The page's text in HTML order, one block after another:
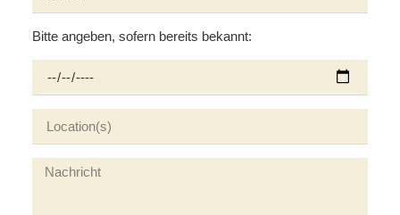
Bitte angeben, sofern bereits bekannt: